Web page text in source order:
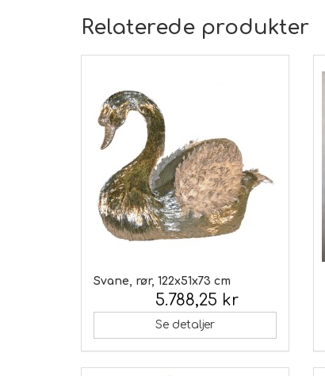
Relaterede produkter
Svane, rør, 122x51x73 cm
5.788,25 kr
Se detaljer